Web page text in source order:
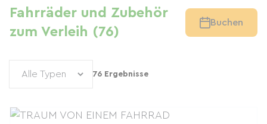
Fahrräder und Zubehör
zum Verleih (76)
Buchen
76 Ergebnisse